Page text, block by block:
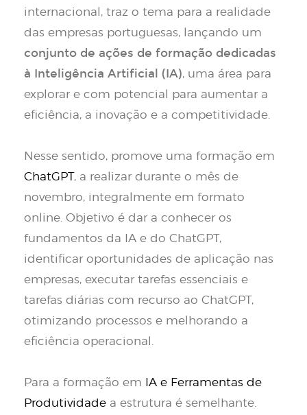
internacional, traz o tema para a realidade
das empresas portuguesas, lançando um
conjunto de ações de formação dedicadas
à Inteligência Artificial (IA), uma área para
explorar e com potencial para aumentar a
eficiência, a inovação e a competitividade.
Nesse sentido, promove uma formação em
ChatGPT, a realizar durante o mês de
novembro, integralmente em formato
online. Objetivo é dar a conhecer os
fundamentos da IA e do ChatGPT,
identificar oportunidades de aplicação nas
empresas, executar tarefas essenciais e
tarefas diárias com recurso ao ChatGPT,
otimizando processos e melhorando a
eficiência operacional.
Para a formação em
IA e Ferramentas de
Produtividade a estrutura é semelhante.